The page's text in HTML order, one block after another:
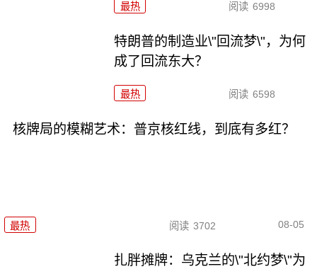
最热 阅读 6998
特朗普的制造业\"回流梦\"，为何
成了回流东大？
最热 阅读 6598
核牌局的模糊艺术：普京核红线，到底有多红？
最热 阅读 3702 08-05
扎胖摊牌：乌克兰的\"北约梦\"为